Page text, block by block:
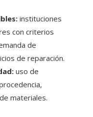
instituciones
con criterios
de
de reparación.
uso de
materiales.